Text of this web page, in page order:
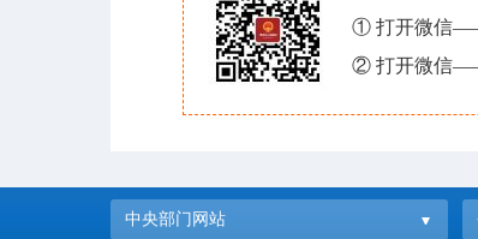
① 打开微信
② 打开微信
中央部门网站